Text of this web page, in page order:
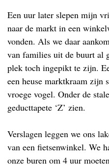
Een uur later slepen mijn
naar de markt in een
vonden. Als we daar
van families uit de buurt al
plek toch ingepikt te zijn.
een heuse marktkraam zijn
vroege vogel. Onder de
geducttapete ‘Z’ zien.
Verslagen leggen we ons
van een fietsenwinkel. We
onze buren om 4 uur